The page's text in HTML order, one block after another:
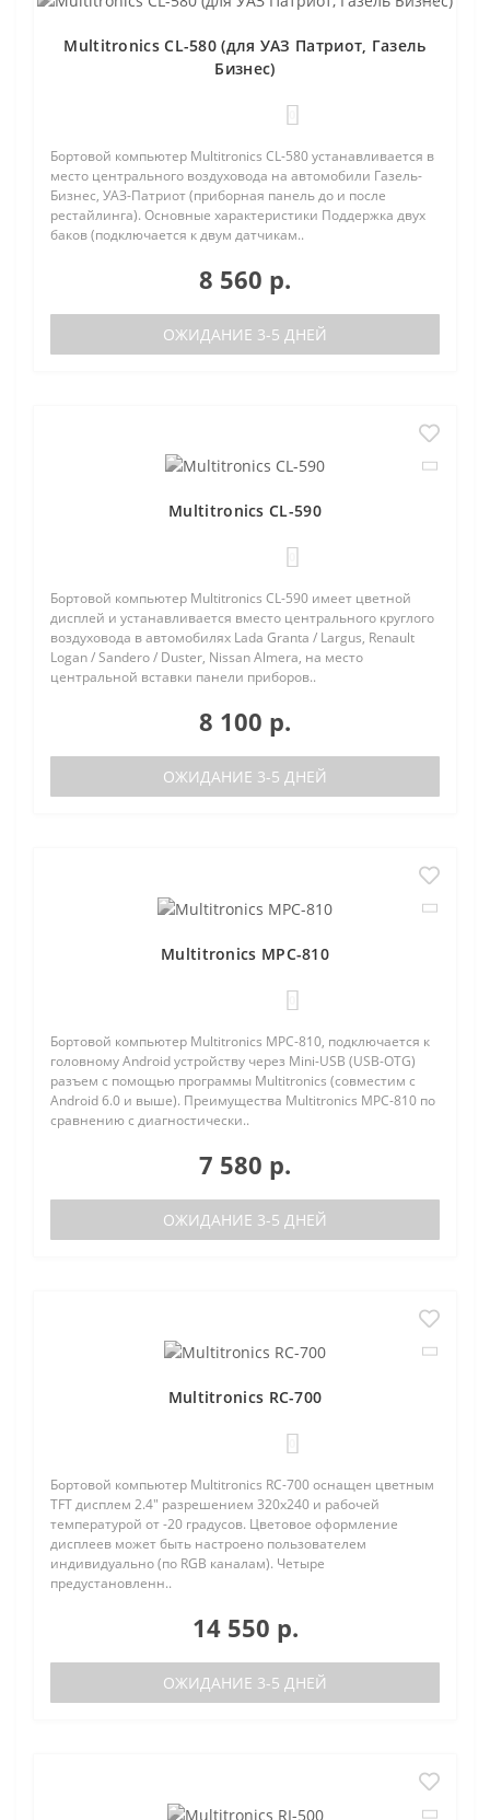
Multitronics CL-580 (для УАЗ Патриот, Газель
Бизнес)
Бортовой компьютер Multitronics CL-580 устанавливается в
место центрального воздуховода на автомобили Газель-
Бизнес, УАЗ-Патриот (приборная панель до и после
рестайлинга). Основные характеристики Поддержка двух
баков (подключается к двум датчикам..
8 560 р.
ОЖИДАНИЕ 3-5 ДНЕЙ
Multitronics CL-590
Бортовой компьютер Multitronics CL-590 имеет цветной
дисплей и устанавливается вместо центрального круглого
воздуховода в автомобилях Lada Granta / Largus, Renault
Logan / Sandero / Duster, Nissan Almera, на место
центральной вставки панели приборов..
8 100 р.
ОЖИДАНИЕ 3-5 ДНЕЙ
Multitronics MPC-810
Бортовой компьютер Multitronics MPC-810, подключается к
головному Android устройству через Mini-USB (USB-OTG)
разъем с помощью программы Multitronics (совместим с
Android 6.0 и выше). Преимущества Multitronics MPC-810 по
сравнению с диагностически..
7 580 р.
ОЖИДАНИЕ 3-5 ДНЕЙ
Multitronics RC-700
Бортовой компьютер Multitronics RC-700 оснащен цветным
TFT дисплем 2.4" разрешением 320х240 и рабочей
температурой от -20 градусов. Цветовое оформление
дисплеев может быть настроено пользователем
индивидуально (по RGB каналам). Четыре
предустановленн..
14 550 р.
ОЖИДАНИЕ 3-5 ДНЕЙ